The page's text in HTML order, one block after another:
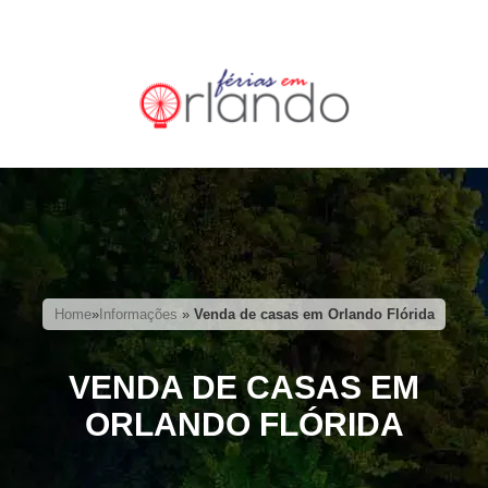
Home»Informações » Venda de casas em Orlando Flórida
VENDA DE CASAS EM
ORLANDO FLÓRIDA